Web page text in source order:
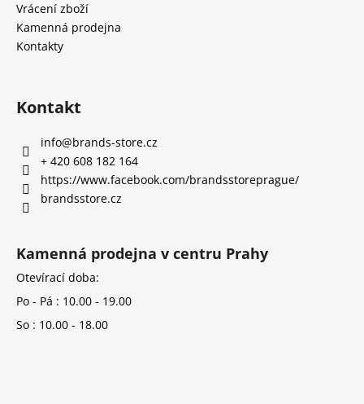
Vrácení zboží
Kamenná prodejna
Kontakty
Kontakt
info@brands-store.cz
+ 420 608 182 164
https://www.facebook.com/brandsstoreprague/
brandsstore.cz
Kamenná prodejna v centru Prahy
Otevírací doba:
Po - Pá : 10.00 - 19.00
So : 10.00 - 18.00